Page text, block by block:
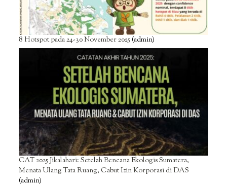
8 Hotspot pada 24-30 November 2025(admin)
CAT 2025 Jikalahari: Setelah Bencana Ekologis Sumatera,
Menata Ulang Tata Ruang, Cabut Izin Korporasi di DAS
(admin)